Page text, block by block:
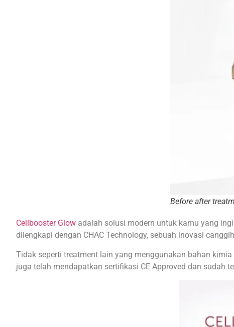
Before after
Cellbooster Glow adalah solusi modern untuk kamu yang
dilengkapi dengan CHAC Technology, sebuah inovasi
Tidak seperti treatment lain yang menggunakan bahan
juga telah mendapatkan sertifikasi CE Approved dan sudah